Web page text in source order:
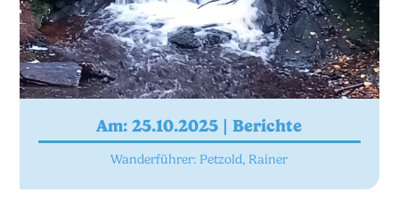
Am: 25.10.2025 |Berichte
Wanderführer: Petzold, Rainer